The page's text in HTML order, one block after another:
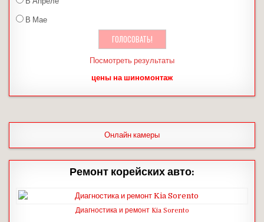
В Мае
Посмотреть результаты
цены на шиномонтаж
Онлайн камеры
Ремонт корейских авто:
Диагностика и ремонт Kia Sorento